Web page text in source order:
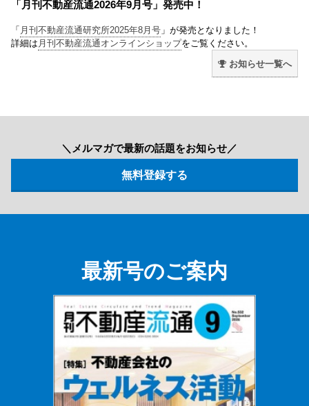
「月刊不動産流通2026年9月号」発売中！
「 月刊不動産流通研究所2025年8月号 」が発売となりました！
詳細は 月刊不動産流通オンラインショップをご覧ください。
お知らせ一覧へ
＼メルマガで最新の話題をお知らせ／
最新号のご案内